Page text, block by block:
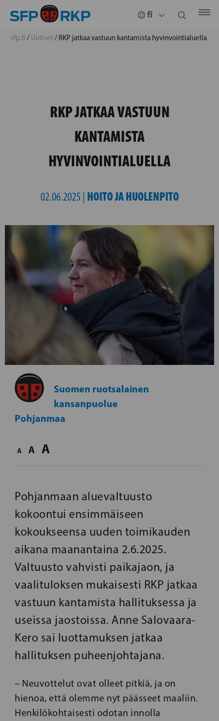
sfp.fi / Uutiset/ RKP jatkaa vastuun kantamista hyvinvointialuella
RKP JATKAA VASTUUN
KANTAMISTA
HYVINVOINTIALUELLA
02.06.2025 | HOITO JA HUOLENPITO
Suomen ruotsalainen
kansanpuolue
Pohjanmaa
A A A
Pohjanmaan aluevaltuusto
kokoontui ensimmäiseen
kokoukseensa uuden toimikauden
aikana maanantaina 2.6.2025.
Valtuusto vahvisti paikajaon, ja
vaalituloksen mukaisesti RKP jatkaa
vastuun kantamista hallituksessa ja
useissa jaostoissa. Anne Salovaara-
Kero sai luottamuksen jatkaa
hallituksen puheenjohtajana.
– Neuvottelut ovat olleet pitkiä, ja on
hienoa, että olemme nyt päässeet maaliin.
Henkilökohtaisesti odotan innolla